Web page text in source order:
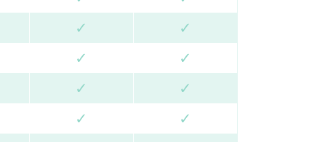
✓
✓
✓
✓
✓
✓
✓
✓